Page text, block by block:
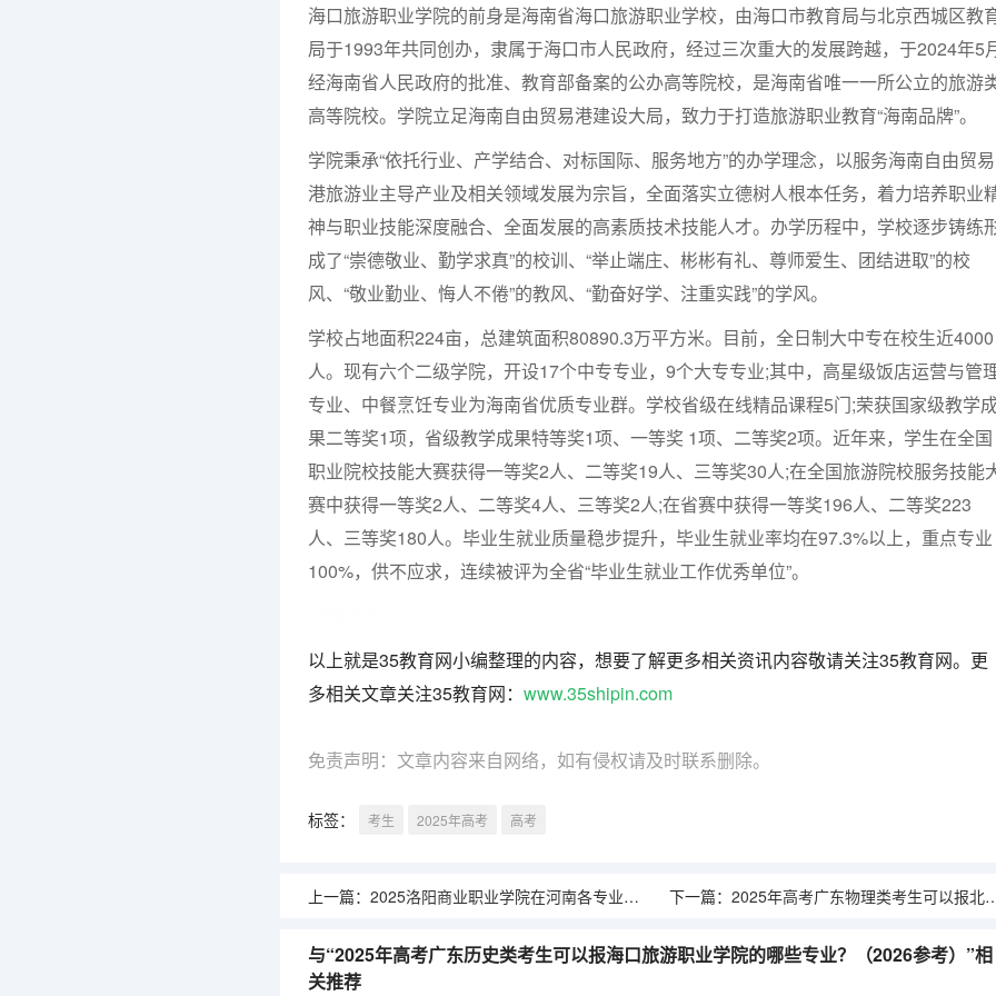
海口旅游职业学院的前身是海南省海口旅游职业学校，由海口市教育局与北京西城区教
局于1993年共同创办，隶属于海口市人民政府，经过三次重大的发展跨越，于2024年5
经海南省人民政府的批准、教育部备案的公办高等院校，是海南省唯一一所公立的旅游
高等院校。学院立足海南自由贸易港建设大局，致力于打造旅游职业教育“海南品牌”。
学院秉承“依托行业、产学结合、对标国际、服务地方”的办学理念，以服务海南自由贸易
港旅游业主导产业及相关领域发展为宗旨，全面落实立德树人根本任务，着力培养职业
神与职业技能深度融合、全面发展的高素质技术技能人才。办学历程中，学校逐步铸练
成了“崇德敬业、勤学求真”的校训、“举止端庄、彬彬有礼、尊师爱生、团结进取”的校
风、“敬业勤业、悔人不倦”的教风、“勤奋好学、注重实践”的学风。
学校占地面积224亩，总建筑面积80890.3万平方米。目前，全日制大中专在校生近4000
人。现有六个二级学院，开设17个中专专业，9个大专专业;其中，高星级饭店运营与管
专业、中餐烹饪专业为海南省优质专业群。学校省级在线精品课程5门;荣获国家级教学
果二等奖1项，省级教学成果特等奖1项、一等奖 1项、二等奖2项。近年来，学生在全国
职业院校技能大赛获得一等奖2人、二等奖19人、三等奖30人;在全国旅游院校服务技能
赛中获得一等奖2人、二等奖4人、三等奖2人;在省赛中获得一等奖196人、二等奖223
人、三等奖180人。毕业生就业质量稳步提升，毕业生就业率均在97.3%以上，重点专业
100%，供不应求，连续被评为全省“毕业生就业工作优秀单位”。
以上就是35教育网小编整理的内容，想要了解更多相关资讯内容敬请关注35教育网。更
多相关文章关注35教育网： www.35shipin.com
免责声明：文章内容来自网络，如有侵权请及时联系删除。
标签： 考生 2025年高考 高考
上一篇： 2025洛阳商业职业学院在河南各专业招生人数介绍（2026参考） 下一篇： 2025年高考广东物理类考生可以报北京科技职业大学的哪些专业？（2026参考）
与“2025年高考广东历史类考生可以报海口旅游职业学院的哪些专业？（2026参考）”相
关推荐